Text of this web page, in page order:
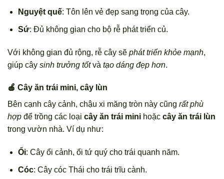
Nguyệt quế: Tôn lên vẻ đẹp sang trọng của cây.
Sứ: Đủ không gian cho bộ rễ phát triển củ.
Với không gian đủ rộng, rễ cây sẽ phát triển khỏe mạnh,
giúp cây sinh trưởng tốtvà tạo dáng đẹp hơn.
🍎 Cây ăn trái mini, cây lùn
Bên cạnh cây cảnh, chậu xi măng tròn này cũng rất phù
hợp để trồng các loại cây ăn trái mini hoặc cây ăn trái lùn
trong vườn nhà. Ví dụ như:
Ổi: Cây ổi cảnh, ổi tứ quý cho trái quanh năm.
Cóc: Cây cóc Thái cho trái trĩu cành.